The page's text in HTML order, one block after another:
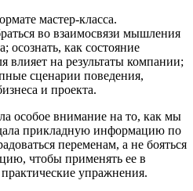
мастер-класса.
во взаимосвязи мышления
осознать, как состояние
влияет на результаты компании;
сценарии поведения,
и проекта.
особое внимание на то, как мы
прикладную информацию по
переменам, а не бояться
чтобы применять ее в
упражнения.